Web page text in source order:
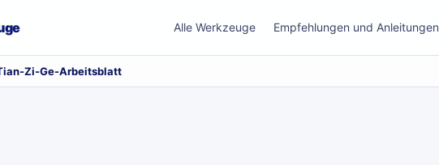
Alle Werkzeuge Empfehlungen und Anleitungen
Zi-Ge-Arbeitsblatt